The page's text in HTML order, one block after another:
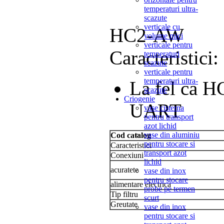
temperaturi ultra-
scazute
verticale cu
volume mici
verticale pentru
temperaturi
scazute
verticale pentru
temperaturi ultra-
scazute
Criogenie
vase cisterna
pentru transport
azot lichid
vase din aluminiu
pentru stocare si
transport azot
lichid
vase din inox
pentru stocare
probe pe termen
scurt
vase din inox
pentru stocare si
HC2-AW
Caracteristici:
La fel ca
UART
Cod catalog
Caracteristici
Conexiuni
acuratete
alimentare electrica
Tip filtru
Greutate